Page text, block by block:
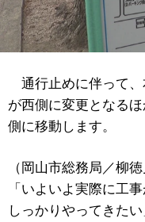
通行止めに伴って、
が西側に変更となる
側に移動します。
（岡山市総務局／柳
「いよいよ実際に工
しっかりやってきたい